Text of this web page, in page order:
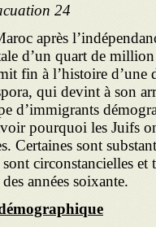
24
après
d’un quart de
fin à l’histoire d’une
qui devint à son
d’immigrants
pourquoi les Juifs
Certaines sont
circonstancielles et
années soixante.